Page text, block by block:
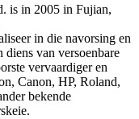
is in 2005 in Fujian,
in die navorsing en
van versoenbare
vervaardiger en
Canon, HP, Roland,
bekende